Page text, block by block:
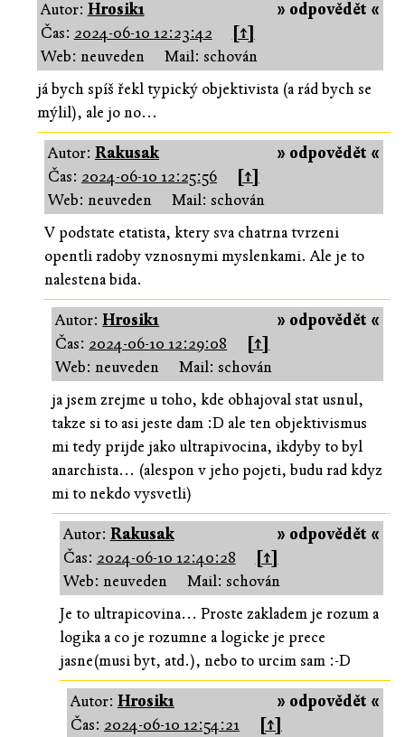
» odpovědět «
Autor: Hrosik1
Čas: 2024-06-10 12:23:42
[↑]
Web: neuveden
Mail: schován
já bych spíš řekl typický objektivista (a rád bych se
mýlil), ale jo no...
» odpovědět «
Autor: Rakusak
Čas: 2024-06-10 12:25:56
[↑]
Web: neuveden
Mail: schován
V podstate etatista, ktery sva chatrna tvrzeni
opentli radoby vznosnymi myslenkami. Ale je to
nalestena bida.
» odpovědět «
Autor:Hrosik1
Čas: 2024-06-10 12:29:08
[↑]
Web: neuveden
Mail: schován
ja jsem zrejme u toho, kde obhajoval stat usnul,
takze si to asi jeste dam :D ale ten objektivismus
mi tedy prijde jako ultrapivocina, ikdyby to byl
anarchista... (alespon v jeho pojeti, budu rad kdyz
mi to nekdo vysvetli)
» odpovědět «
Autor: Rakusak
Čas: 2024-06-10 12:40:28
[↑]
Web: neuveden
Mail: schován
Je to ultrapicovina... Proste zakladem je rozum a
logika a co je rozumne a logicke je prece
jasne(musi byt, atd.), nebo to urcim sam :-D
» odpovědět «
Autor: Hrosik1
Čas: 2024-06-10 12:54:21
[↑]